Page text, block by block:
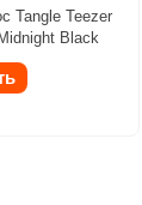
Tangle Teezer
Black